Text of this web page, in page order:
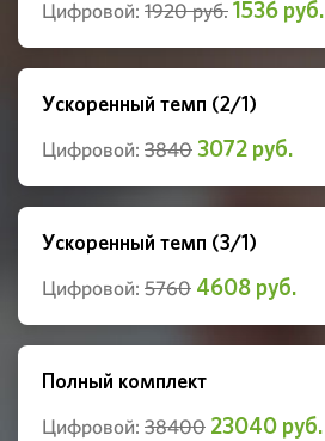
Цифровой: 1920 руб.1536 руб.
Ускоренный темп (2/1)
Цифровой: 38403072 руб.
Ускоренный темп (3/1)
Цифровой: 5760 4608 руб.
Полный комплект
Цифровой: 38400 23040 руб.